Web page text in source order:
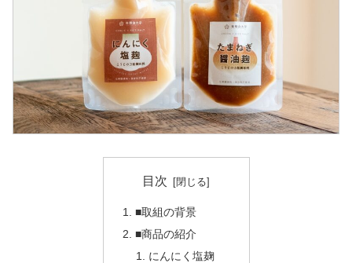
目次
■取組の背景
■商品の紹介
にんにく塩麹